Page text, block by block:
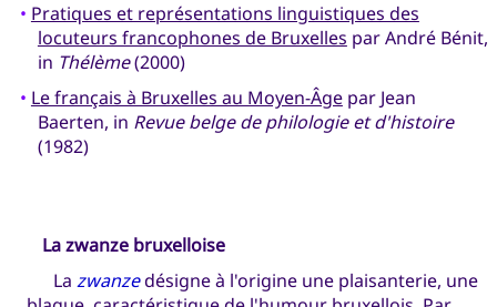
• Pratiques et représentations linguistiques des
locuteurs francophones de Bruxelles par André Bénit,
in Thélème(2000)
• Le français à Bruxelles au Moyen-Âgepar Jean
Baerten, in Revue belge de philologie et d'histoire
(1982)
La zwanze bruxelloise
La zwanzedésigne à l'origine une plaisanterie, une